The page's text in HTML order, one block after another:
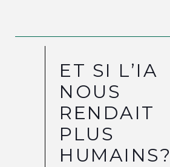
ET SI L’IA
NOUS
RENDAIT
PLUS
HUMAINS?